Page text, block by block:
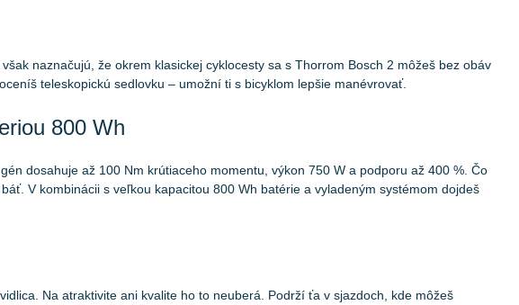
naznačujú, že okrem klasickej cyklocesty sa s Thorrom Bosch 2 môžeš bez obáv
teleskopickú sedlovku – umožní ti s bicyklom lepšie manévrovať.
800 Wh
dosahuje až 100 Nm krútiaceho momentu, výkon 750 W a podporu až 400 %. Čo
V kombinácii s veľkou kapacitou 800 Wh batérie a vyladeným systémom dojdeš
Na atraktivite ani kvalite ho to neuberá. Podrží ťa v sjazdoch, kde môžeš